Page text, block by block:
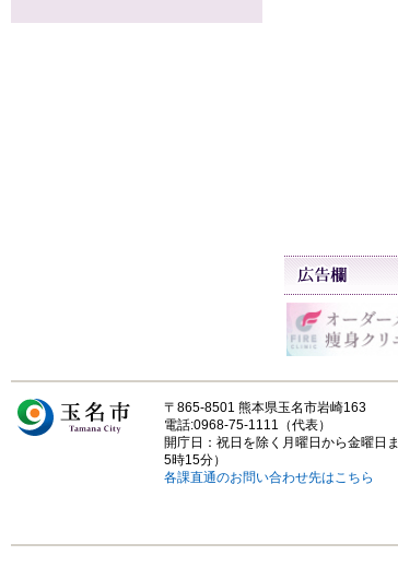
〒865-8501 熊本県玉名市岩崎163
電話:0968-75-1111（代表）
開庁日：祝日を除く月曜日から金曜日
5時15分）
各課直通のお問い合わせ先はこちら